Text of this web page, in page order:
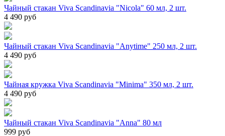
Чайный стакан Viva Scandinavia "Nicola" 60 мл, 2 шт.
4 490 руб
Чайный стакан Viva Scandinavia "Anytime" 250 мл, 2 шт.
4 490 руб
Чайная кружка Viva Scandinavia "Minima" 350 мл, 2 шт.
4 490 руб
Чайный стакан Viva Scandinavia "Anna" 80 мл
999 руб